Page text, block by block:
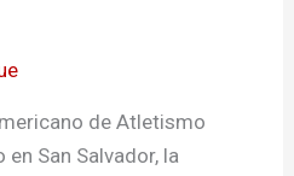
de Atletismo
San Salvador, la